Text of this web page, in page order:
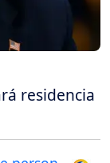
residencia